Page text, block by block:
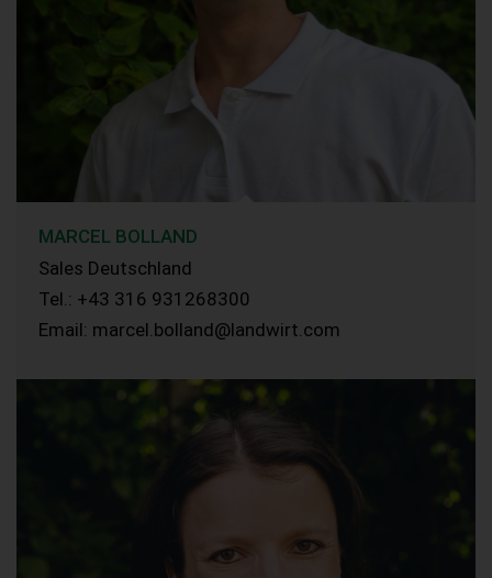
MARCEL BOLLAND
Sales Deutschland
Tel.: +43 316 931268300
Email: marcel.bolland@landwirt.com